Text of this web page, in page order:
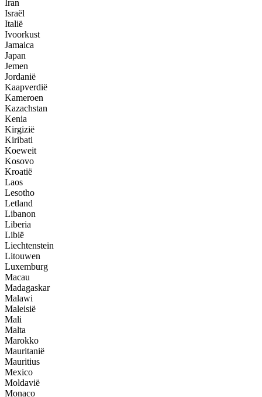
Iran
Israël
Italië
Ivoorkust
Jamaica
Japan
Jemen
Jordanië
Kaapverdië
Kameroen
Kazachstan
Kenia
Kirgizië
Kiribati
Koeweit
Kosovo
Kroatië
Laos
Lesotho
Letland
Libanon
Liberia
Libië
Liechtenstein
Litouwen
Luxemburg
Macau
Madagaskar
Malawi
Maleisië
Mali
Malta
Marokko
Mauritanië
Mauritius
Mexico
Moldavië
Monaco